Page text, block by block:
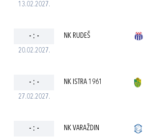
13.02.2027.
20.02.2027.
- : - NK RUDEŠ
27.02.2027.
- : - NK ISTRA 1961
- : - NK VARAŽDIN